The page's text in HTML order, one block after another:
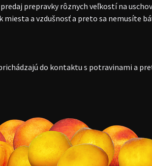
prepravky rôznych veľkostí na
a vzdušnosť a preto sa nemusíte
do kontaktu s potravinami a